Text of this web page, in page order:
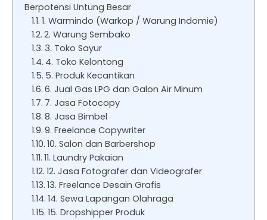
Berpotensi Untung Besar
1. Warmindo (Warkop / Warung Indomie)
2. Warung Sembako
3. Toko Sayur
4. Toko Kelontong
5. Produk Kecantikan
6. Jual Gas LPG dan Galon Air Minum
7. Jasa Fotocopy
8. Jasa Bimbel
9. Freelance Copywriter
10. Salon dan Barbershop
11. Laundry Pakaian
12. Jasa Fotografer dan Videografer
13. Freelance Desain Grafis
14. Sewa Lapangan Olahraga
15. Dropshipper Produk